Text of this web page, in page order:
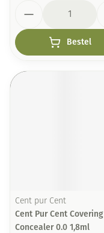
Bestel
Cent pur Cent
Cent Pur Cent Covering
Concealer 0.0 1,8ml